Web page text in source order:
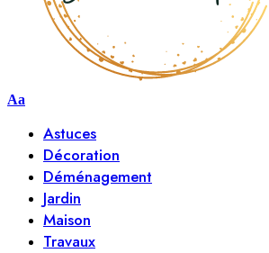
Aa
Astuces
Décoration
Déménagement
Jardin
Maison
Travaux